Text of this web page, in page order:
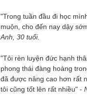
"Trong tuần đầu đi học
muộn, cho đến nay dậy
Anh, 30 tuổi.
"Tôi rèn luyện đức hạnh
phong thái đàng hoàng
đã được nâng cao hơn rất
tôi cũng tốt lên rất nhiều" -